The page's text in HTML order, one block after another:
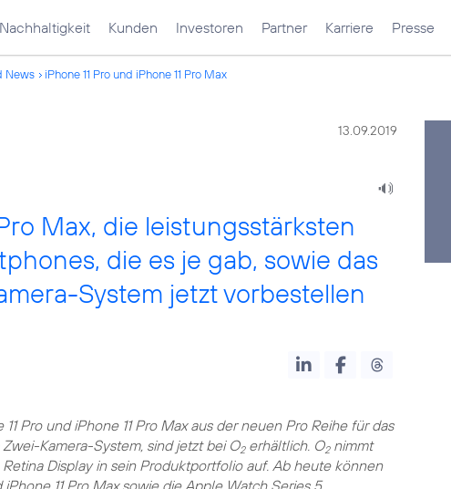
Nachhaltigkeit Kunden Investoren Partner Karriere Presse
News iPhone 11 Pro und iPhone 11 Pro Max
13.09.2019
Max, die leistungsstärksten
die es je gab, sowie das
System jetzt vorbestellen
Pro und iPhone 11 Pro Max aus der neuen Pro Reihe für das
Kamera-System, sind jetzt bei O2erhältlich. O2nimmt
Display in sein Produktportfolio auf. Ab heute können
11 Pro Max sowie die Apple Watch Series 5